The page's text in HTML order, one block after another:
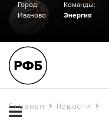
Город:
Иваново
Команды:
Энергия
Главная
Новости